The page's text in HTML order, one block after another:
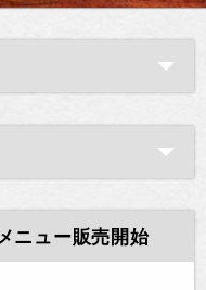
ニュー販売開始